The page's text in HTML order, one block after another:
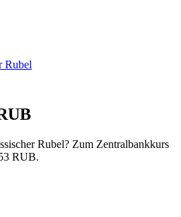
Rubel
Rubel? Zum Zentralbankkurs
RUB.